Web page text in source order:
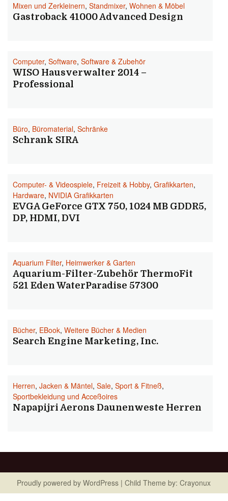
Mixen und Zerkleinern, Standmixer, Wohnen & Möbel
Gastroback 41000 Advanced Design
Computer, Software, Software & Zubehör
WISO Hausverwalter 2014 –
Professional
Büro, Büromaterial, Schränke
Schrank SIRA
Computer- & Videospiele, Freizeit & Hobby, Grafikkarten,
Hardware, NVIDIA Grafikkarten
EVGA GeForce GTX 750, 1024 MB GDDR5,
DP, HDMI, DVI
Aquarium Filter, Heimwerker & Garten
Aquarium-Filter-Zubehör ThermoFit
521 Eden WaterParadise 57300
Bücher, EBook, Weitere Bücher & Medien
Search Engine Marketing, Inc.
Herren, Jacken & Mäntel, Sale, Sport & Fitneß,
Sportbekleidung und Acceßoires
Napapijri Aerons Daunenweste Herren
Proudly powered by WordPress | Child Theme by: Crayonux